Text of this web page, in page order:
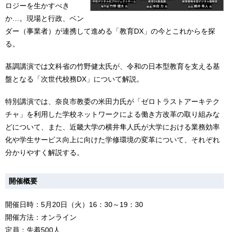
ロジーを生かすべき
か…。現場と行政、ベン
ダー（事業者）が連携して進める「教育DX」の今とこれからを探
る。
基調講演では文科省の竹野健太氏が、令和の日本型教育を支える基
盤となる「次世代校務DX」について解説。
特別講演では、奈良市教委の米田力氏が「ゼロトラストアーキテク
チャ」を利用した学校ネットワークによる働き方改革の取り組みな
どについて、また、近畿大学の横井隼人氏が大学における業務効率
化や学生サービス向上に向けた学修環境の変革について、それぞれ
分かりやすく解説する。
開催概要
開催日時：5月20日（火）16：30～19：30
開催方法：オンライン
定員：先着500人